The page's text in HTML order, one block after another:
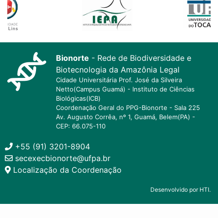
Bionorte - Rede de Biodiversidade e
Biotecnologia da Amazônia Legal
Cidade Universitária Prof. José da Silveira
Netto(Campus Guamá) - Instituto de Ciências
Biológicas(ICB)
Coordenação Geral do PPG-Bionorte - Sala 225
Av. Augusto Corrêa, nº 1, Guamá, Belem(PA) -
CEP: 66.075-110
+55 (91) 3201-8904
secexecbionorte@ufpa.br
Localização da Coordenação
Desenvolvido por HTI.